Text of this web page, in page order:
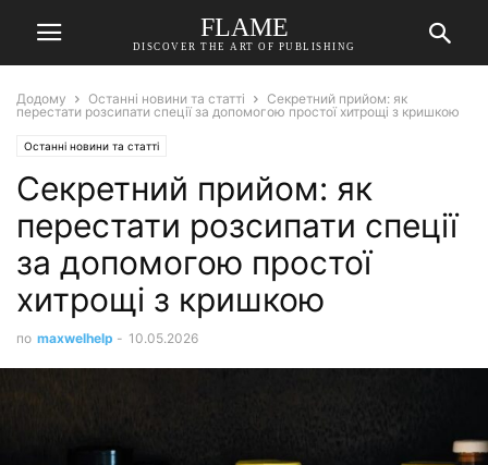
FLAME
DISCOVER THE ART OF PUBLISHING
Додому Останні новини та статті
Секретний прийом: як
перестати розсипати спеції за допомогою простої хитрощі з кришкою
Останні новини та статті
Секретний прийом: як
перестати розсипати спеції
за допомогою простої
хитрощі з кришкою
по maxwelhelp - 10.05.2026